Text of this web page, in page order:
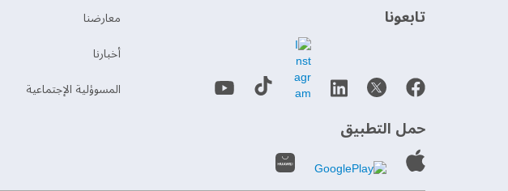
‫تابعونا‬
حمل التطبيق
‫معارضنا‬
‫أخبارنا‬
المسوؤلية الإجتماعية